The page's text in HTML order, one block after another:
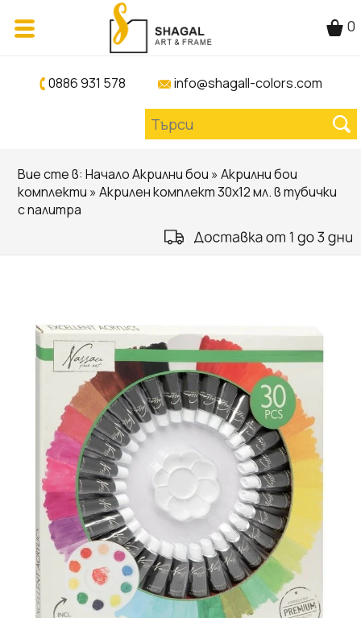
0
0886 931 578 info@shagall-colors.com
Вие сте в: НачалоАкрилни бои » Акрилни бои
комплекти » Акрилен комплект 30х12 мл. в тубички
с палитра